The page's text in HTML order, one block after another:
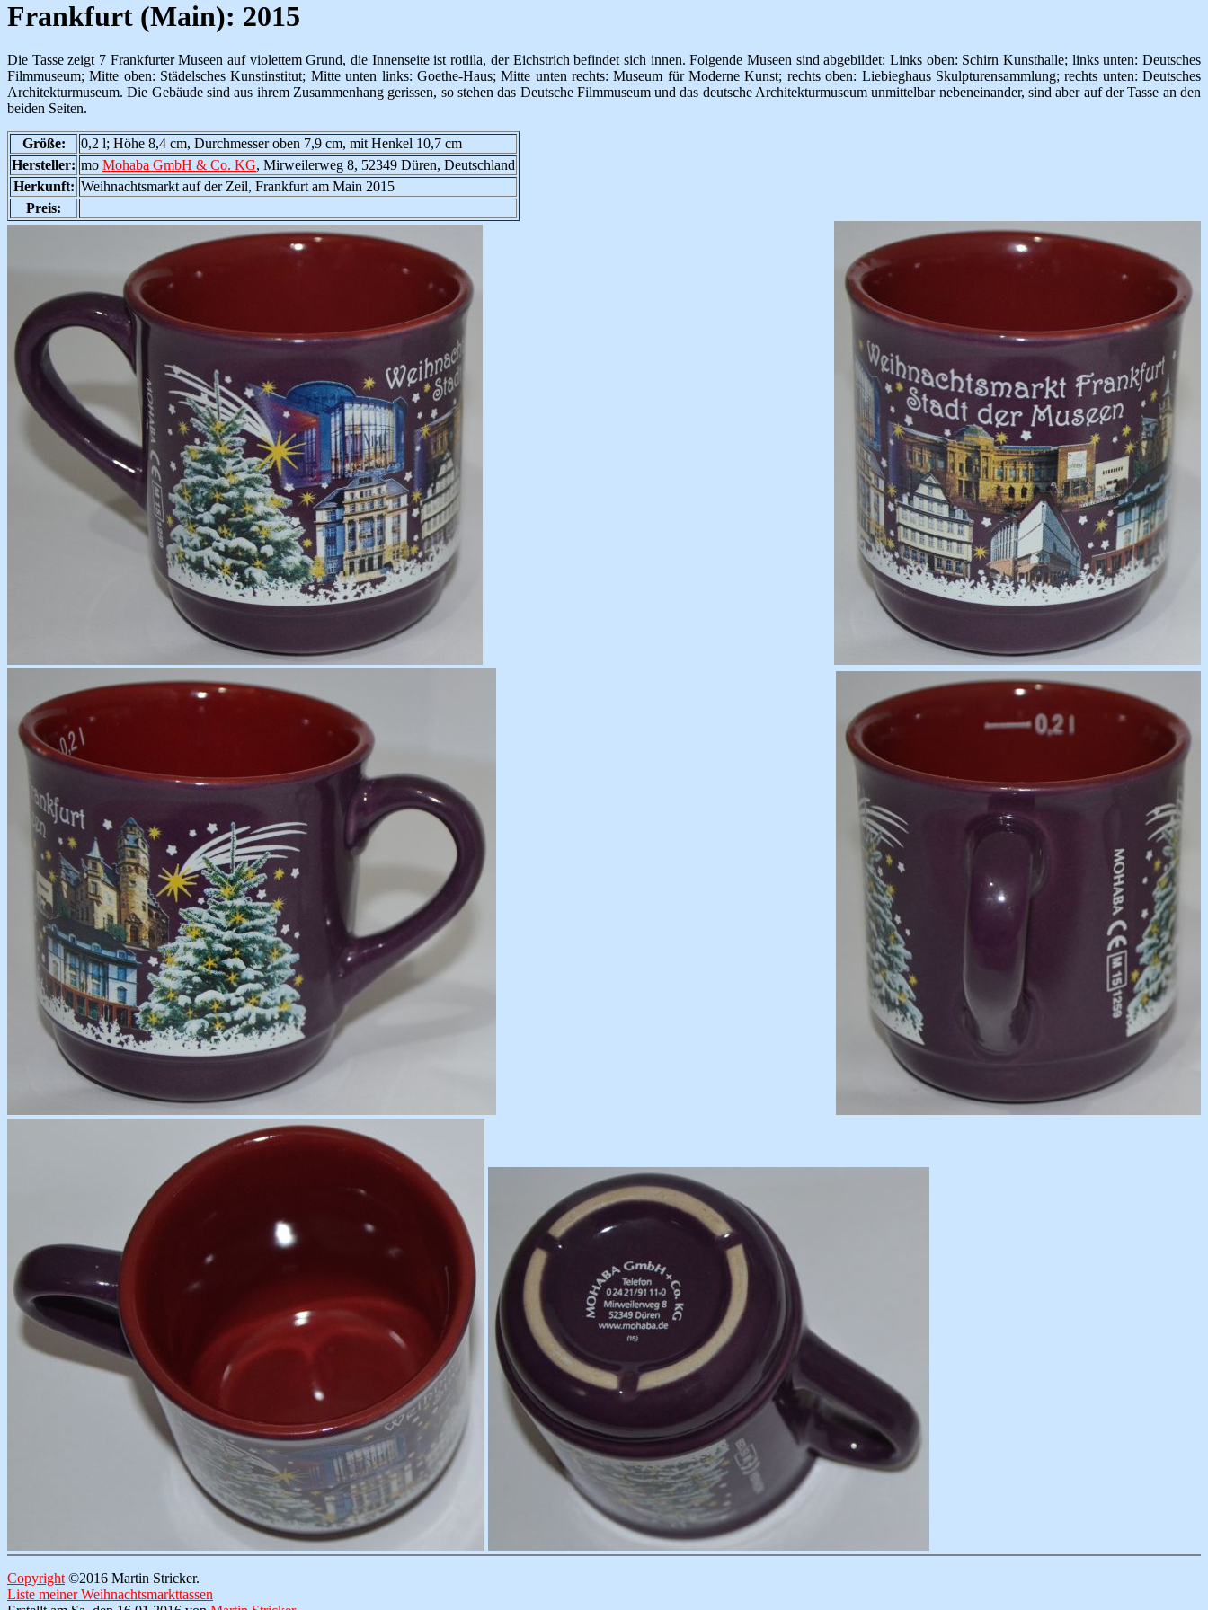
Frankfurt (Main): 2015
Die Tasse zeigt 7 Frankfurter Museen auf violettem Grund, die Innenseite ist rotlila, der Eichstrich befindet sich innen. Folgende Museen sind abgebildet: Links oben: Schirn Kunsthalle; links unten: Deutsches
Filmmuseum; Mitte oben: Städelsches Kunstinstitut; Mitte unten links: Goethe-Haus; Mitte unten rechts: Museum für Moderne Kunst; rechts oben: Liebieghaus Skulpturensammlung; rechts unten: Deutsches
Architekturmuseum. Die Gebäude sind aus ihrem Zusammenhang gerissen, so stehen das Deutsche Filmmuseum und das deutsche Architekturmuseum unmittelbar nebeneinander, sind aber auf der Tasse an den
beiden Seiten.
Größe:
0,2 l; Höhe 8,4 cm, Durchmesser oben 7,9 cm, mit Henkel 10,7 cm
Hersteller: mo Mohaba GmbH & Co. KG, Mirweilerweg 8, 52349 Düren, Deutschland
Herkunft: Weihnachtsmarkt auf der Zeil, Frankfurt am Main 2015
Preis:
Copyright©2016 Martin Stricker.
Liste meiner Weihnachtsmarkttassen